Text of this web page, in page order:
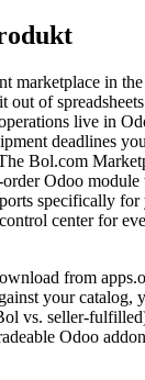
marketplace in
out of
live in
deadlines
Bol.com
Odoo module
specifically
center for
from
your catalog,
vs. seller-
Odoo